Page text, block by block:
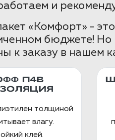
и
«Комфорт» -
бюджете!
к заказу в нашем
П4В
толщиной
влагу.
клей.